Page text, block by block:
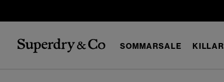
SOMMARSALE KILLAR